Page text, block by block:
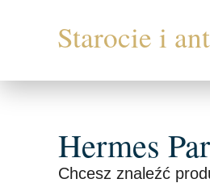
Hermes
Chcesz znaleźć